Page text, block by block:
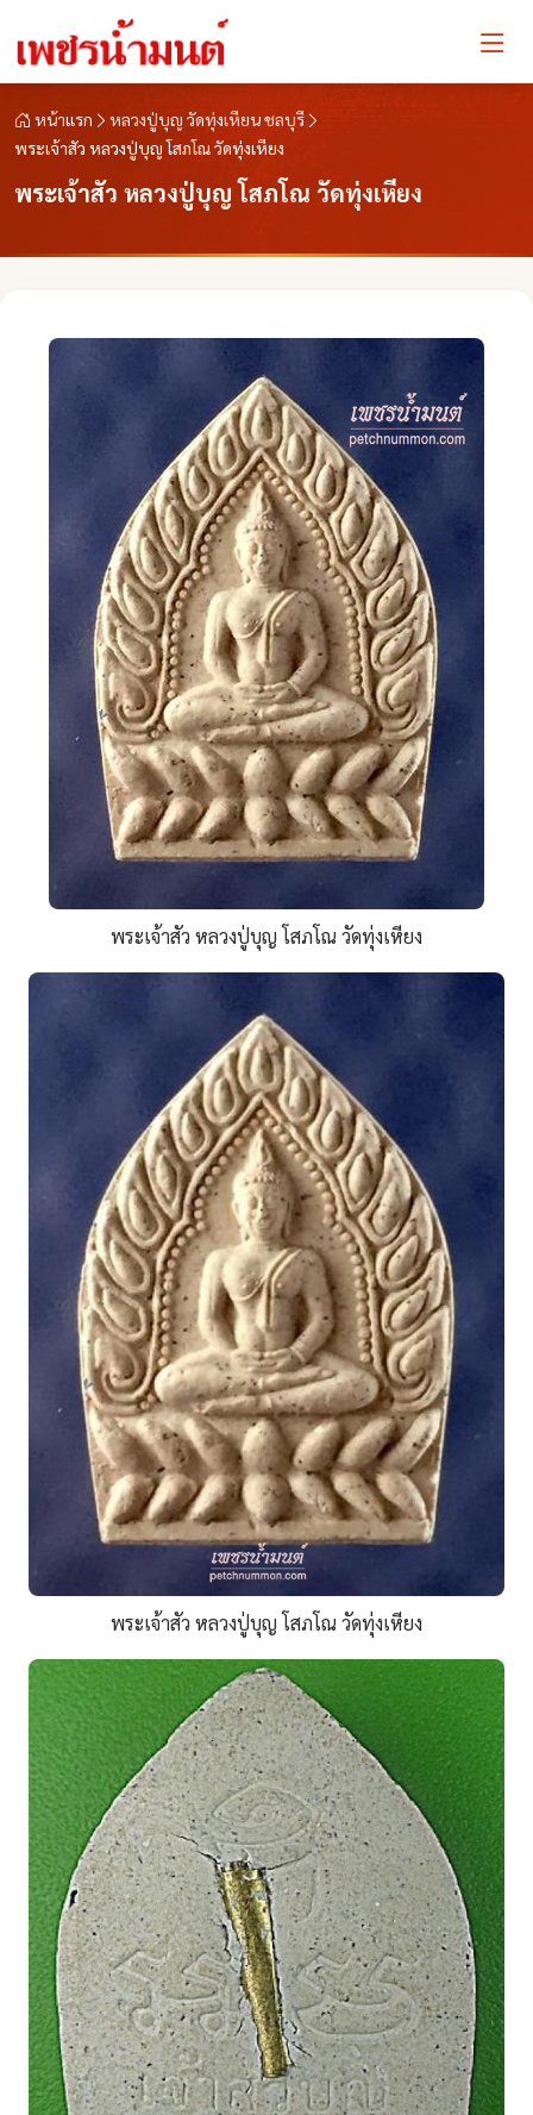
หน้าแรก
หลวงปู่บุญ วัดทุ่งเหียน ชลบุรี
พระเจ้าสัว หลวงปู่บุญ โสภโณ วัดทุ่งเหียง
พระเจ้าสัว หลวงปู่บุญ โสภโณ วัดทุ่งเหียง
พระเจ้าสัว หลวงปู่บุญ โสภโณ วัดทุ่งเหียง
พระเจ้าสัว หลวงปู่บุญ โสภโณ วัดทุ่งเหียง